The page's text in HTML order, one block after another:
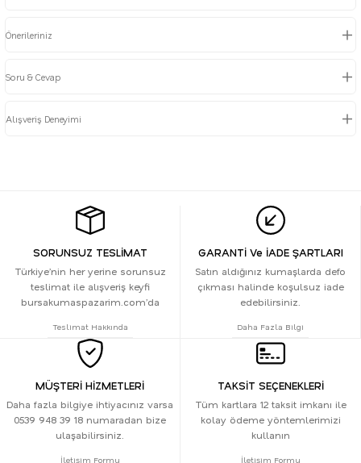
Önerileriniz
Soru & Cevap
Alışveriş Deneyimi
SORUNSUZ TESLİMAT
Türkiye’nin her yerine sorunsuz
teslimat ile alışveriş keyfi
bursakumaspazarim.com’da
Teslimat Hakkında
GARANTİ Ve İADE ŞARTLARI
Satın aldığınız kumaşlarda defo
çıkması halinde koşulsuz iade
edebilirsiniz.
Daha Fazla Bilgi
MÜŞTERİ HİZMETLERİ
Daha fazla bilgiye ihtiyacınız varsa
0539 948 39 18 numaradan bize
ulaşabilirsiniz.
İletişim Formu
TAKSİT SEÇENEKLERİ
Tüm kartlara 12 taksit imkanı ile
kolay ödeme yöntemlerimizi
kullanın
İletişim Formu